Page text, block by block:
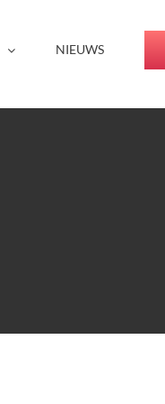
NIEUWS